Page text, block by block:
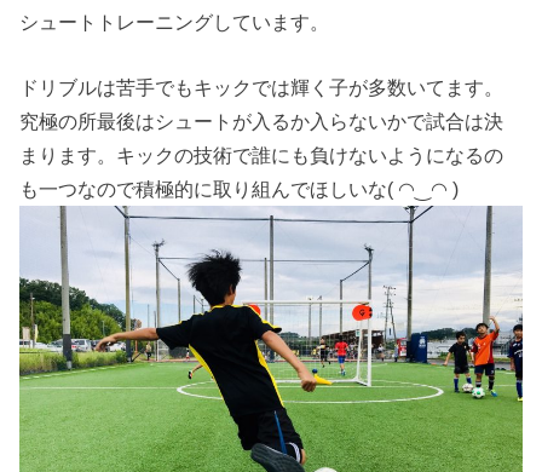
シュートトレーニングしています。
ドリブルは苦手でもキックでは輝く子が多数いてます。
究極の所最後はシュートが入るか入らないかで試合は決
まります。キックの技術で誰にも負けないようになるの
も一つなので積極的に取り組んでほしいな( ◠‿◠ )